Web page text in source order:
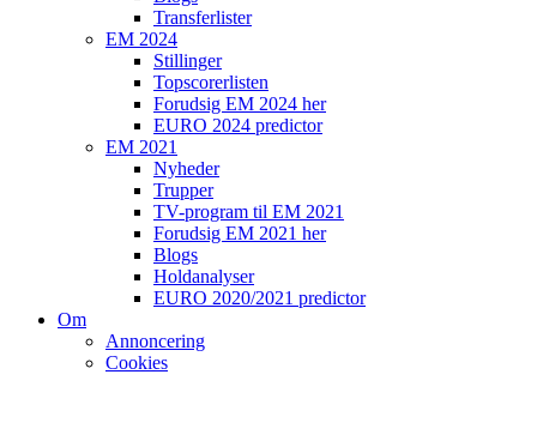
Transferlister
EM 2024
Stillinger
Topscorerlisten
Forudsig EM 2024 her
EURO 2024 predictor
EM 2021
Nyheder
Trupper
TV-program til EM 2021
Forudsig EM 2021 her
Blogs
Holdanalyser
EURO 2020/2021 predictor
Om
Annoncering
Cookies